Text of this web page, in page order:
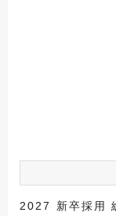
2027 新卒採用